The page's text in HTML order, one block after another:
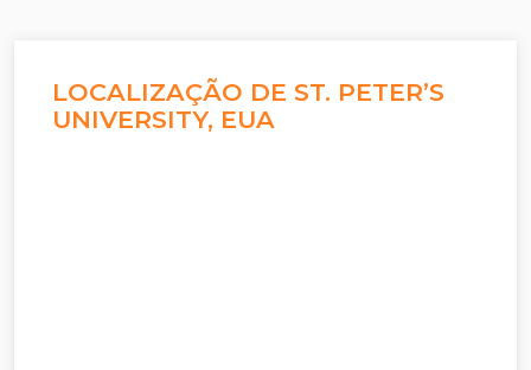
LOCALIZAÇÃO DE ST. PETER’S
UNIVERSITY, EUA